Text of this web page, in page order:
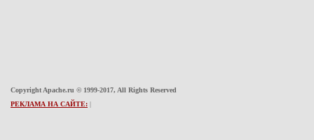
Copyright Apache.ru © 1999-2017, All Rights Reserved
РЕКЛАМА НА САЙТЕ: |